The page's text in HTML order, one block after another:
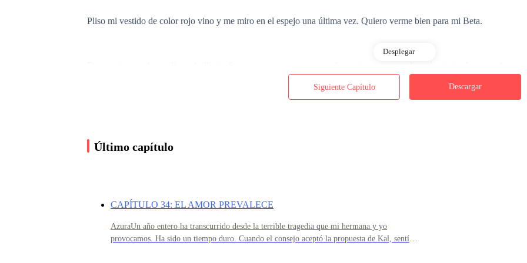
Pliso mi vestido de color rojo vino y me miro en el espejo una última vez. Quiero verme bien para mi Beta.
De pronto escucho un ligero bullicio afuera, corro a asomarme por la ventana para ver de qué se trata. La manada
allá llevando troncos de madera, antorchas y flores blancas. ¿Qué está sucediendo ahí?
deja claro que no se trata de ninguna broma.
Lo que sea parece importante, así que me decido a bajar antes de largarme de aquí para siempre; no vaya a ser que
Desplegar
Siguiente Capítulo Descargar
Último capítulo
CAPÍTULO 34: EL AMOR PREVALECE
AzuraUn año entero ha transcurrido desde la terrible tragedia que mi hermana y yo
provocamos. Ha sido un tiempo duro. Cuando el consejo aceptó la propuesta de Kal, sentí